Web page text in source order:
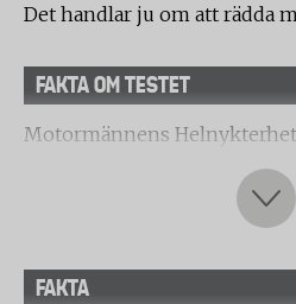
Det handlar ju om att rädda
FAKTA OM TESTET
Motormännens
testlab har på Testfaktas
alkoholmätare inköpta i
Testet är utfört mot delar av
för privat bruk) och SS-EN
FAKTA